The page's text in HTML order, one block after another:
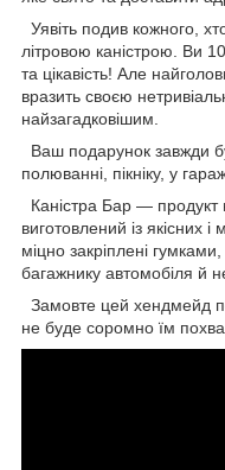
Уявіть подив кожного,
літровою каністрою. Ви
та цікавість! Але
вразить своєю
найзагадковішим.
Ваш подарунок завжди
полюванні, пікніку, у
Каністра Бар — продукт
виготовлений із якісних
міцно закріплені
багажнику автомобіля й
Замовте цей хендмейд
не буде соромно їм